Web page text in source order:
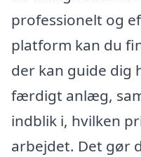
professionelt og
platform kan du
der kan guide dig
færdigt anlæg,
indblik i, hvilken
arbejdet. Det gør